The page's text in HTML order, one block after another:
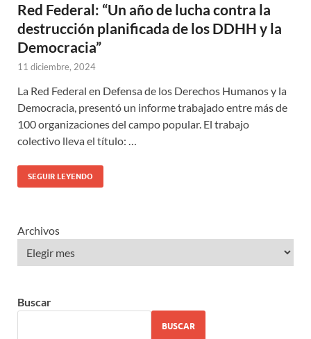
Red Federal: “Un año de lucha contra la
destrucción planificada de los DDHH y la
Democracia”
11 diciembre, 2024
La Red Federal en Defensa de los Derechos Humanos y la
Democracia, presentó un informe trabajado entre más de
100 organizaciones del campo popular. El trabajo
colectivo lleva el título: …
SEGUIR LEYENDO
Archivos
Buscar
BUSCAR